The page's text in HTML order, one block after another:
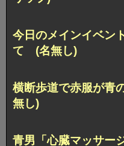
今日のメインイベン
て (名無し)
横断歩道で赤服が青
無し)
青男「心臓マッサー